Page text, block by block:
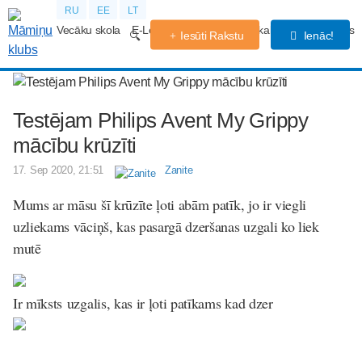
RU EE LT
Vecāku skola E-Lekcijas Grūtniecības kalendārs Forums
Iesūti Rakstu Ienāc!
Testējam Philips Avent My Grippy
mācību krūzīti
17. Sep 2020, 21:51 Zanite
Mums ar māsu šī krūzīte ļoti abām patīk, jo ir viegli
uzliekams vāciņš, kas pasargā dzeršanas uzgali ko liek
mutē
Ir mīksts uzgalis, kas ir ļoti patīkams kad dzer